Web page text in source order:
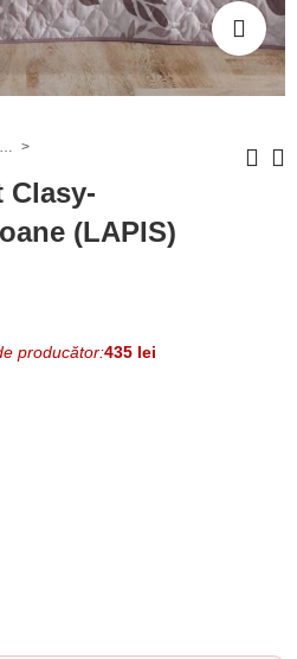
Cuverturi de pat
Clasy-
(LAPIS)Cuvertură de pat
Cuvertură de pat
producător:435 lei